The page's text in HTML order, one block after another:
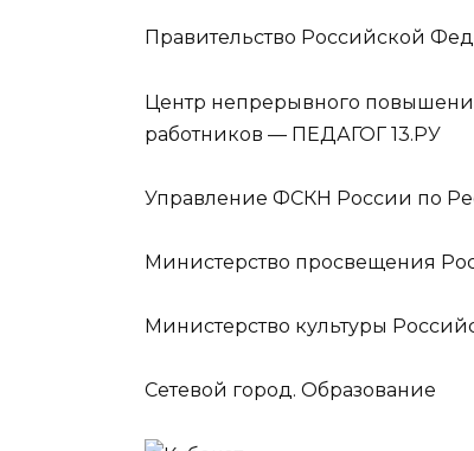
Правительство Российской
Центр непрерывного
работников — ПЕДАГОГ 13.РУ
Управление ФСКН России по
Министерство просвещения
Министерство культуры
Сетевой город. Образование